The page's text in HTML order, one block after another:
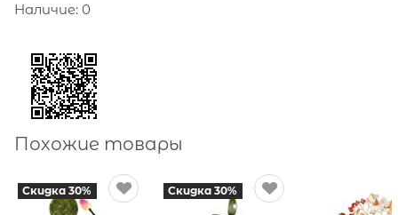
Наличие: 0
Похожие товары
Скидка 30% Скидка 30%